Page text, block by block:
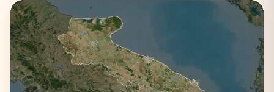
Piemonte
1 città